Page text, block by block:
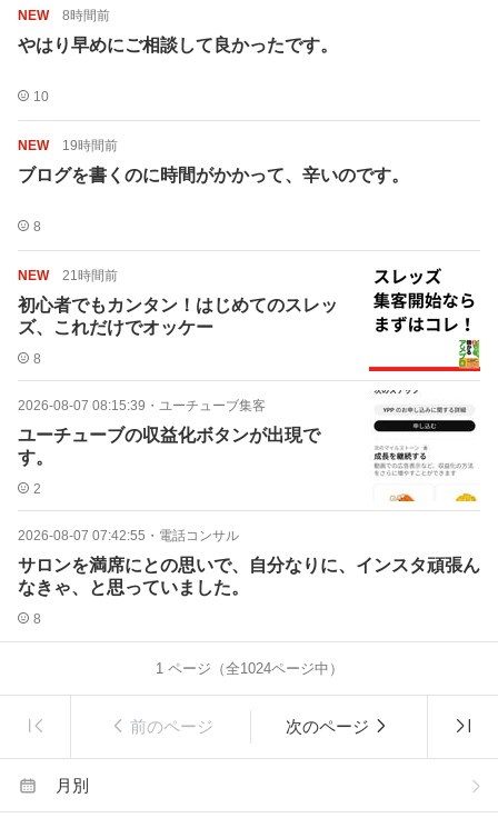
NEW 8時間前
やはり早めにご相談して良かったです。
10
NEW 19時間前
ブログを書くのに時間がかかって、辛いのです。
8
NEW 21時間前
初心者でもカンタン！はじめてのスレッ
ズ、これだけでオッケー
8
2026-08-07 08:15:39 ・ ユーチューブ集客
ユーチューブの収益化ボタンが出現で
す。
2
2026-08-07 07:42:55 ・ 電話コンサル
サロンを満席にとの思いで、自分なりに、インスタ頑張ん
なきゃ、と思っていました。
8
1 ページ（全1024ページ中）
前のページ 次のページ
月別